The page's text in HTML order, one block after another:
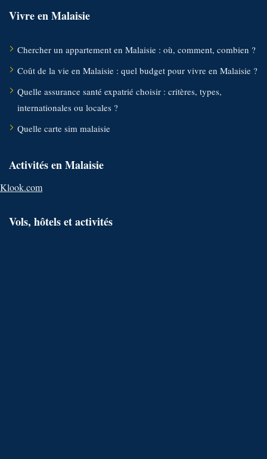
Vivre en Malaisie
Chercher un appartement en Malaisie : où, comment, combien ?
Coût de la vie en Malaisie : quel budget pour vivre en Malaisie ?
Quelle assurance santé expatrié choisir : critères, types,
internationales ou locales ?
Quelle carte sim malaisie
Activités en Malaisie
Klook.com
Vols, hôtels et activités